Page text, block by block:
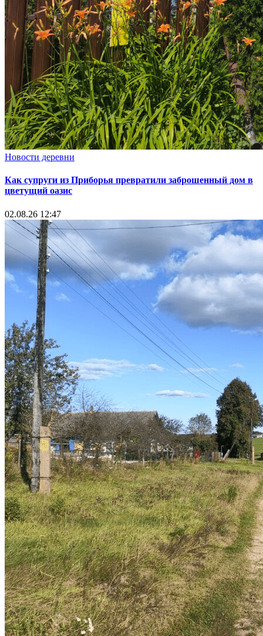
Новости деревни
Как супруги из Приборья превратили заброшенный дом в
цветущий оазис
02.08.26 12:47